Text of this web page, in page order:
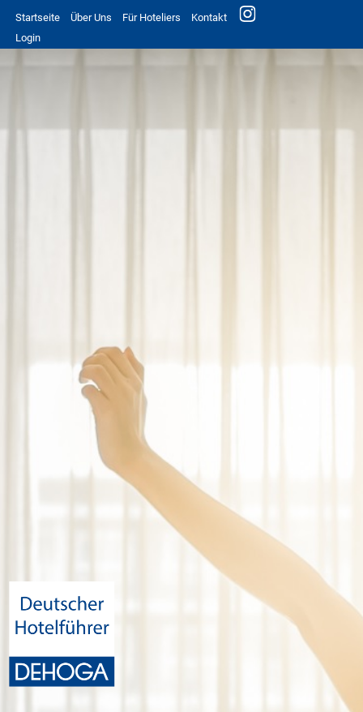
Startseite Über Uns Für Hoteliers
Kontakt
Login